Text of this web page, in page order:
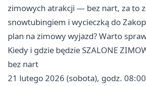
zimowych atrakcji — bez nart, za to
snowtubingiem i wycieczką do
plan na zimowy wyjazd? Warto
Kiedy i gdzie będzie SZALONE
bez nart
21 lutego 2026 (sobota), godz.